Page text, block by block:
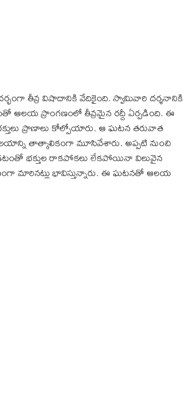
తీవ్ర విషాదానికి వేదికైంది. స్వామివారి దర్శనానికి
ఆలయ ప్రాంగణంలో తీవ్రమైన రద్దీ ఏర్పడింది. ఈ
ప్రాణాలు కోల్పోయారు. ఆ ఘటన తరువాత
తాత్కాలికంగా మూసివేశారు. అప్పటి నుంచి
భక్తుల రాకపోకలు లేకపోయినా విలువైన
మారినట్లు భావిస్తున్నారు. ఈ ఘటనతో ఆలయ